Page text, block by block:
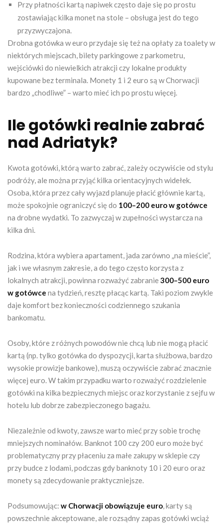
Przy płatności kartą napiwek często daje się po prostu
zostawiając kilka monet na stole – obsługa jest do tego
przyzwyczajona.
Drobna gotówka w euro przydaje się też na opłaty za toalety w
niektórych miejscach, bilety parkingowe z parkometru,
wejściówki do niewielkich atrakcji czy lokalne produkty
kupowane bez terminala. Monety 1 i 2 euro są w Chorwacji
bardzo „chodliwe” – warto mieć ich po prostu więcej.
Ile gotówki realnie zabrać
nad Adriatyk?
Kwota gotówki, którą warto zabrać, zależy oczywiście od stylu
podróży, ale można przyjąć kilka orientacyjnych widełek.
Osoba, która przez cały wyjazd planuje płacić głównie kartą,
może spokojnie ograniczyć się do 100–200 euro w gotówce
na drobne wydatki. To zazwyczaj w zupełności wystarcza na
kilka dni.
Rodzina, która wybiera apartament, jada zarówno „na mieście”,
jak i we własnym zakresie, a do tego często korzysta z
lokalnych atrakcji, powinna rozważyć zabranie300–500 euro
w gotówce na tydzień, resztę płacąc kartą. Taki poziom zwykle
daje komfort bez konieczności codziennego szukania
bankomatu.
Osoby, które z różnych powodów nie chcą lub nie mogą płacić
kartą (np. tylko gotówka do dyspozycji, karta służbowa, bardzo
wysokie prowizje bankowe), muszą oczywiście zabrać znacznie
więcej euro. W takim przypadku warto rozważyć rozdzielenie
gotówki na kilka bezpiecznych miejsc oraz korzystanie z sejfu w
hotelu lub dobrze zabezpieczonego bagażu.
Niezależnie od kwoty, zawsze warto mieć przy sobie trochę
mniejszych nominałów. Banknot 100 czy 200 euro może być
problematyczny przy płaceniu za małe zakupy w sklepie czy
przy budce z lodami, podczas gdy banknoty 10 i 20 euro oraz
monety są zdecydowanie praktyczniejsze.
Podsumowując: w Chorwacji obowiązuje euro, karty są
powszechnie akceptowane, ale rozsądny zapas gotówki wciąż